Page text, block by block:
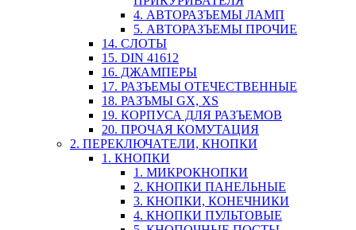
4. АВТОРАЗЪЕМЫ ЛАМП
5. АВТОРАЗЪЕМЫ ПРОЧИЕ
14. СЛОТЫ
15. DIN 41612
16. ДЖАМПЕРЫ
17. РАЗЪЕМЫ ОТЕЧЕСТВЕННЫЕ
18. РАЗЪМЫ GX, XS
19. КОРПУСА ДЛЯ РАЗЪЕМОВ
20. ПРОЧАЯ КОМУТАЦИЯ
2. ПЕРЕКЛЮЧАТЕЛИ, КНОПКИ
1. КНОПКИ
1. МИКРОКНОПКИ
2. КНОПКИ ПАНЕЛЬНЫЕ
3. КНОПКИ, КОНЕЧНИКИ
4. КНОПКИ ПУЛЬТОВЫЕ